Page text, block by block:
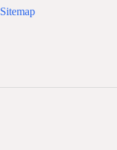
Sitemap